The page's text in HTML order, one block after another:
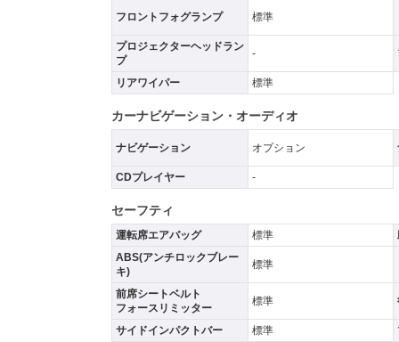
フロントフォグランプ 標準
プロジェクターヘッドラン
プ
-
リアワイパー 標準
カーナビゲーション・オーディオ
ナビゲーション オプション
CDプレイヤー -
セーフティ
運転席エアバッグ 標準
ABS(アンチロックブレー
キ)
標準
前席シートベルト
フォースリミッター
標準
サイドインパクトバー 標準